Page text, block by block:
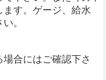
す。ゲージ、給水
。
合にはご確認下さ